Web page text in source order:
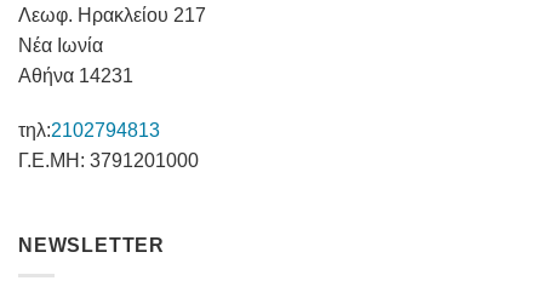
Λεωφ. Ηρακλείου 217
Νέα Ιωνία
Αθήνα 14231
τηλ:2102794813
Γ.Ε.ΜΗ: 3791201000
NEWSLETTER